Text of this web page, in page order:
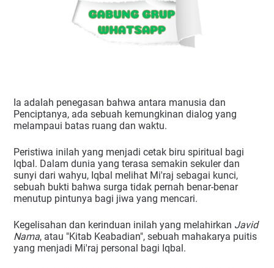
Ia adalah penegasan bahwa antara manusia dan
Penciptanya, ada sebuah kemungkinan dialog yang
melampaui batas ruang dan waktu.
Peristiwa inilah yang menjadi cetak biru spiritual bagi
Iqbal. Dalam dunia yang terasa semakin sekuler dan
sunyi dari wahyu, Iqbal melihat Mi'raj sebagai kunci,
sebuah bukti bahwa surga tidak pernah benar-benar
menutup pintunya bagi jiwa yang mencari.
Kegelisahan dan kerinduan inilah yang melahirkan Javid
Nama, atau "Kitab Keabadian", sebuah mahakarya puitis
yang menjadi Mi'raj personal bagi Iqbal.